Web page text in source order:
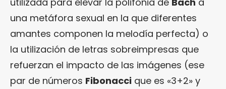
una metáfora sexual en la que diferentes
amantes componen la melodía perfecta) o
la utilización de letras sobreimpresas que
refuerzan el impacto de las imágenes (ese
par de números Fibonacci que es «3+2» y